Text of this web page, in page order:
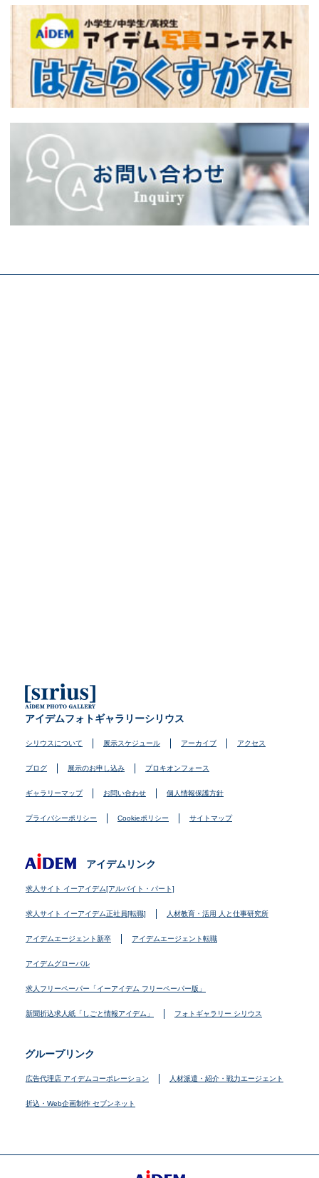
アイデムフォトギャラリーシリウス
シリウスについて 展示スケジュール アーカイブ アクセス
ブログ 展示のお申し込み プロキオンフォース
ギャラリーマップ お問い合わせ 個人情報保護方針
プライバシーポリシー Cookieポリシー サイトマップ
アイデムリンク
求人サイト イーアイデム[アルバイト・パート]
求人サイト イーアイデム正社員[転職] 人材教育・活用 人と仕事研究所
アイデムエージェント新卒 アイデムエージェント転職
アイデムグローバル
求人フリーペーパー「イーアイデム フリーペーパー版」
新聞折込求人紙「しごと情報アイデム」 フォトギャラリー シリウス
グループリンク
広告代理店 アイデムコーポレーション 人材派遣・紹介・戦力エージェント
折込・Web企画制作 セブンネット